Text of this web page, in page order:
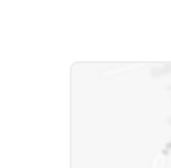
Despensa